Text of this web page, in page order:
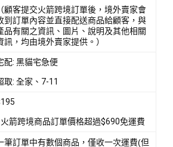
（顧客提交火箭跨境訂單後，境外賣家會
到訂單內容並直接配送商品給顧客，與
品有關之資訊、圖片、說明及其他相關
訊，均由境外賣家提供。）
配: 黑貓宅急便
取: 全家、7-11
火箭跨境商品訂單價格超過$690免運費
筆訂單中有數個商品，僅收一次運費(但